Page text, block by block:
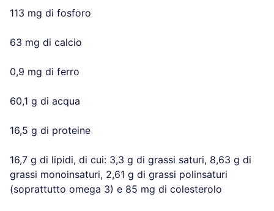
113 mg di fosforo
63 mg di calcio
0,9 mg di ferro
60,1 g di acqua
16,5 g di proteine
16,7 g di lipidi, di cui: 3,3 g di grassi saturi, 8,63 g di
grassi monoinsaturi, 2,61 g di grassi polinsaturi
(soprattutto omega 3) e 85 mg di colesterolo